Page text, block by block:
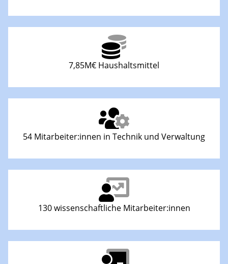
7,85M€ Haushaltsmittel
54 Mitarbeiter:innen in Technik und Verwaltung
130 wissenschaftliche Mitarbeiter:innen